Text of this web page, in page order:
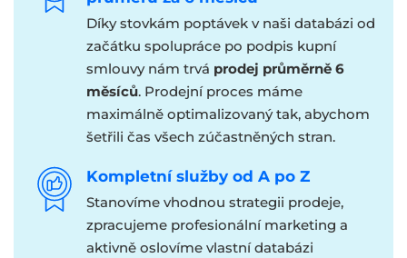
Díky stovkám poptávek v naši databázi od
začátku spolupráce po podpis kupní
smlouvy nám trvá prodej průměrně 6
měsíců. Prodejní proces máme
maximálně optimalizovaný tak, abychom
šetřili čas všech zúčastněných stran.
Kompletní služby od A po Z
Stanovíme vhodnou strategii prodeje,
zpracujeme profesionální marketing a
aktivně oslovíme vlastní databázi